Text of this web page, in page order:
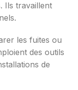
Ils travaillent
les fuites ou
des outils
de